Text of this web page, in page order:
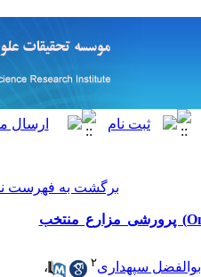
برگشت به فهرست
مطالعه تنوع ژنتیک پیش‌‌مولدین ماهی قزل‌‌آلای رنگین‌‌کمان (Oncorhynchus mykiss) پرورشی مزارع منتخب
ابوالفضل سپهداری۲
،